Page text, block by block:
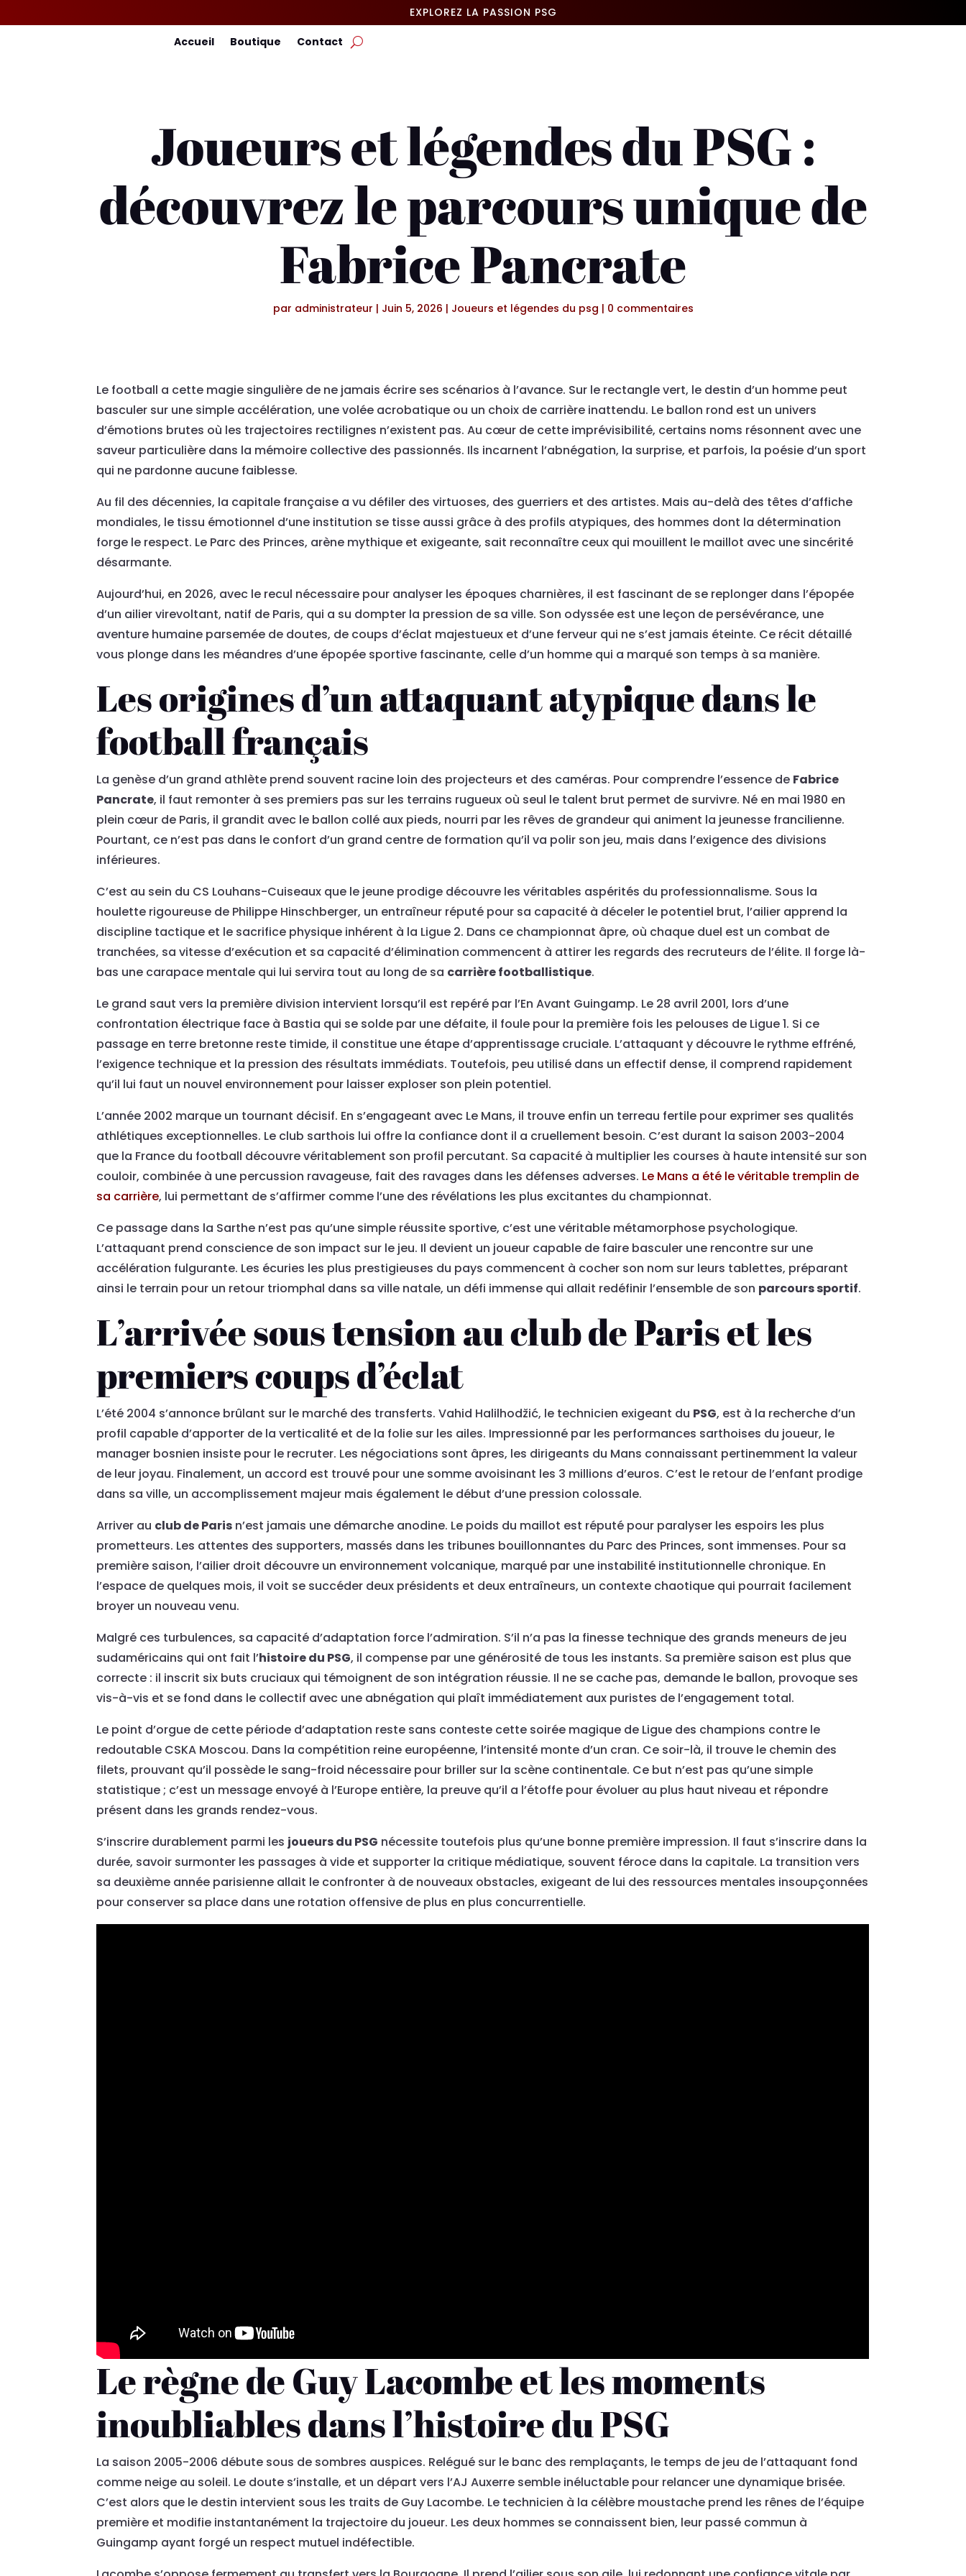
EXPLOREZ LA PASSION PSG
Accueil Boutique Contact
Joueurs et légendes du PSG :
découvrez le parcours unique de
Fabrice Pancrate
par administrateur | Juin 5, 2026 | Joueurs et légendes du psg | 0 commentaires
Le football a cette magie singulière de ne jamais écrire ses scénarios à l’avance. Sur le rectangle vert, le destin d’un homme peut
basculer sur une simple accélération, une volée acrobatique ou un choix de carrière inattendu. Le ballon rond est un univers
d’émotions brutes où les trajectoires rectilignes n’existent pas. Au cœur de cette imprévisibilité, certains noms résonnent avec une
saveur particulière dans la mémoire collective des passionnés. Ils incarnent l’abnégation, la surprise, et parfois, la poésie d’un sport
qui ne pardonne aucune faiblesse.
Au fil des décennies, la capitale française a vu défiler des virtuoses, des guerriers et des artistes. Mais au-delà des têtes d’affiche
mondiales, le tissu émotionnel d’une institution se tisse aussi grâce à des profils atypiques, des hommes dont la détermination
forge le respect. Le Parc des Princes, arène mythique et exigeante, sait reconnaître ceux qui mouillent le maillot avec une sincérité
désarmante.
Aujourd’hui, en 2026, avec le recul nécessaire pour analyser les époques charnières, il est fascinant de se replonger dans l’épopée
d’un ailier virevoltant, natif de Paris, qui a su dompter la pression de sa ville. Son odyssée est une leçon de persévérance, une
aventure humaine parsemée de doutes, de coups d’éclat majestueux et d’une ferveur qui ne s’est jamais éteinte. Ce récit détaillé
vous plonge dans les méandres d’une épopée sportive fascinante, celle d’un homme qui a marqué son temps à sa manière.
Les origines d’un attaquant atypique dans le
football français
La genèse d’un grand athlète prend souvent racine loin des projecteurs et des caméras. Pour comprendre l’essence de Fabrice
Pancrate, il faut remonter à ses premiers pas sur les terrains rugueux où seul le talent brut permet de survivre. Né en mai 1980 en
plein cœur de Paris, il grandit avec le ballon collé aux pieds, nourri par les rêves de grandeur qui animent la jeunesse francilienne.
Pourtant, ce n’est pas dans le confort d’un grand centre de formation qu’il va polir son jeu, mais dans l’exigence des divisions
inférieures.
C’est au sein du CS Louhans-Cuiseaux que le jeune prodige découvre les véritables aspérités du professionnalisme. Sous la
houlette rigoureuse de Philippe Hinschberger, un entraîneur réputé pour sa capacité à déceler le potentiel brut, l’ailier apprend la
discipline tactique et le sacrifice physique inhérent à la Ligue 2. Dans ce championnat âpre, où chaque duel est un combat de
tranchées, sa vitesse d’exécution et sa capacité d’élimination commencent à attirer les regards des recruteurs de l’élite. Il forge là-
bas une carapace mentale qui lui servira tout au long de sa carrière footballistique.
Le grand saut vers la première division intervient lorsqu’il est repéré par l’En Avant Guingamp. Le 28 avril 2001, lors d’une
confrontation électrique face à Bastia qui se solde par une défaite, il foule pour la première fois les pelouses de Ligue 1. Si ce
passage en terre bretonne reste timide, il constitue une étape d’apprentissage cruciale. L’attaquant y découvre le rythme effréné,
l’exigence technique et la pression des résultats immédiats. Toutefois, peu utilisé dans un effectif dense, il comprend rapidement
qu’il lui faut un nouvel environnement pour laisser exploser son plein potentiel.
L’année 2002 marque un tournant décisif. En s’engageant avec Le Mans, il trouve enfin un terreau fertile pour exprimer ses qualités
athlétiques exceptionnelles. Le club sarthois lui offre la confiance dont il a cruellement besoin. C’est durant la saison 2003-2004
que la France du football découvre véritablement son profil percutant. Sa capacité à multiplier les courses à haute intensité sur son
couloir, combinée à une percussion ravageuse, fait des ravages dans les défenses adverses. Le Mans a été le véritable tremplin de
sa carrière, lui permettant de s’affirmer comme l’une des révélations les plus excitantes du championnat.
Ce passage dans la Sarthe n’est pas qu’une simple réussite sportive, c’est une véritable métamorphose psychologique.
L’attaquant prend conscience de son impact sur le jeu. Il devient un joueur capable de faire basculer une rencontre sur une
accélération fulgurante. Les écuries les plus prestigieuses du pays commencent à cocher son nom sur leurs tablettes, préparant
ainsi le terrain pour un retour triomphal dans sa ville natale, un défi immense qui allait redéfinir l’ensemble de son parcours sportif.
L’arrivée sous tension au club de Paris et les
premiers coups d’éclat
L’été 2004 s’annonce brûlant sur le marché des transferts. Vahid Halilhodžić, le technicien exigeant du PSG, est à la recherche d’un
profil capable d’apporter de la verticalité et de la folie sur les ailes. Impressionné par les performances sarthoises du joueur, le
manager bosnien insiste pour le recruter. Les négociations sont âpres, les dirigeants du Mans connaissant pertinemment la valeur
de leur joyau. Finalement, un accord est trouvé pour une somme avoisinant les 3 millions d’euros. C’est le retour de l’enfant prodige
dans sa ville, un accomplissement majeur mais également le début d’une pression colossale.
Arriver au club de Paris n’est jamais une démarche anodine. Le poids du maillot est réputé pour paralyser les espoirs les plus
prometteurs. Les attentes des supporters, massés dans les tribunes bouillonnantes du Parc des Princes, sont immenses. Pour sa
première saison, l’ailier droit découvre un environnement volcanique, marqué par une instabilité institutionnelle chronique. En
l’espace de quelques mois, il voit se succéder deux présidents et deux entraîneurs, un contexte chaotique qui pourrait facilement
broyer un nouveau venu.
Malgré ces turbulences, sa capacité d’adaptation force l’admiration. S’il n’a pas la finesse technique des grands meneurs de jeu
sudaméricains qui ont fait l’histoire du PSG, il compense par une générosité de tous les instants. Sa première saison est plus que
correcte : il inscrit six buts cruciaux qui témoignent de son intégration réussie. Il ne se cache pas, demande le ballon, provoque ses
vis-à-vis et se fond dans le collectif avec une abnégation qui plaît immédiatement aux puristes de l’engagement total.
Le point d’orgue de cette période d’adaptation reste sans conteste cette soirée magique de Ligue des champions contre le
redoutable CSKA Moscou. Dans la compétition reine européenne, l’intensité monte d’un cran. Ce soir-là, il trouve le chemin des
filets, prouvant qu’il possède le sang-froid nécessaire pour briller sur la scène continentale. Ce but n’est pas qu’une simple
statistique ; c’est un message envoyé à l’Europe entière, la preuve qu’il a l’étoffe pour évoluer au plus haut niveau et répondre
présent dans les grands rendez-vous.
S’inscrire durablement parmi les joueurs du PSG nécessite toutefois plus qu’une bonne première impression. Il faut s’inscrire dans la
durée, savoir surmonter les passages à vide et supporter la critique médiatique, souvent féroce dans la capitale. La transition vers
sa deuxième année parisienne allait le confronter à de nouveaux obstacles, exigeant de lui des ressources mentales insoupçonnées
pour conserver sa place dans une rotation offensive de plus en plus concurrentielle.
Le règne de Guy Lacombe et les moments
inoubliables dans l’histoire du PSG
La saison 2005-2006 débute sous de sombres auspices. Relégué sur le banc des remplaçants, le temps de jeu de l’attaquant fond
comme neige au soleil. Le doute s’installe, et un départ vers l’AJ Auxerre semble inéluctable pour relancer une dynamique brisée.
C’est alors que le destin intervient sous les traits de Guy Lacombe. Le technicien à la célèbre moustache prend les rênes de l’équipe
première et modifie instantanément la trajectoire du joueur. Les deux hommes se connaissent bien, leur passé commun à
Guingamp ayant forgé un respect mutuel indéfectible.